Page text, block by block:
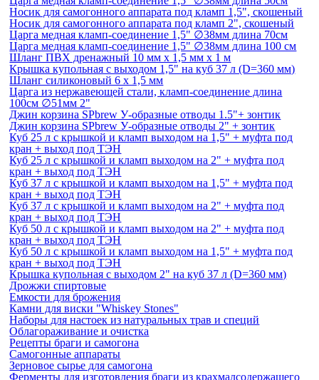
Носик для самогонного аппарата под кламп 1,5", скошеный
Носик для самогонного аппарата под кламп 2", скошеный
Царга медная кламп-соединение 1,5" ∅38мм длина 70см
Царга медная кламп-соединение 1,5" ∅38мм длина 100 см
Шланг ПВХ дренажный 10 мм х 1,5 мм х 1 м
Крышка купольная с выходом 1,5" на куб 37 л (D=360 мм)
Шланг силиконовый 6 х 1,5 мм
Царга из нержавеющей стали, кламп-соединение длина
100см ∅51мм 2"
Джин корзина SPbrew У-образные отводы 1.5"+ зонтик
Джин корзина SPbrew У-образные отводы 2" + зонтик
Куб 25 л с крышкой и кламп выходом на 1,5" + муфта под
кран + выход под ТЭН
Куб 25 л с крышкой и кламп выходом на 2" + муфта под
кран + выход под ТЭН
Куб 37 л с крышкой и кламп выходом на 1,5" + муфта под
кран + выход под ТЭН
Куб 37 л с крышкой и кламп выходом на 2" + муфта под
кран + выход под ТЭН
Куб 50 л с крышкой и кламп выходом на 2" + муфта под
кран + выход под ТЭН
Куб 50 л с крышкой и кламп выходом на 1,5" + муфта под
кран + выход под ТЭН
Крышка купольная с выходом 2" на куб 37 л (D=360 мм)
Дрожжи спиртовые
Емкости для брожения
Камни для виски "Whiskey Stones"
Наборы для настоек из натуральных трав и специй
Облагораживание и очистка
Рецепты браги и самогона
Самогонные аппараты
Зерновое сырье для самогона
Ферменты для изготовления браги из крахмалсодержащего